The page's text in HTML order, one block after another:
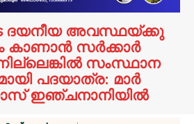
ദയനീയ അവസ്ഥയ്ക്കു
കാണാൻ സർക്കാർ
സംസ്ഥാന
പദയാത്ര: മാർ
ഇഞ്ചനാനിയിൽ